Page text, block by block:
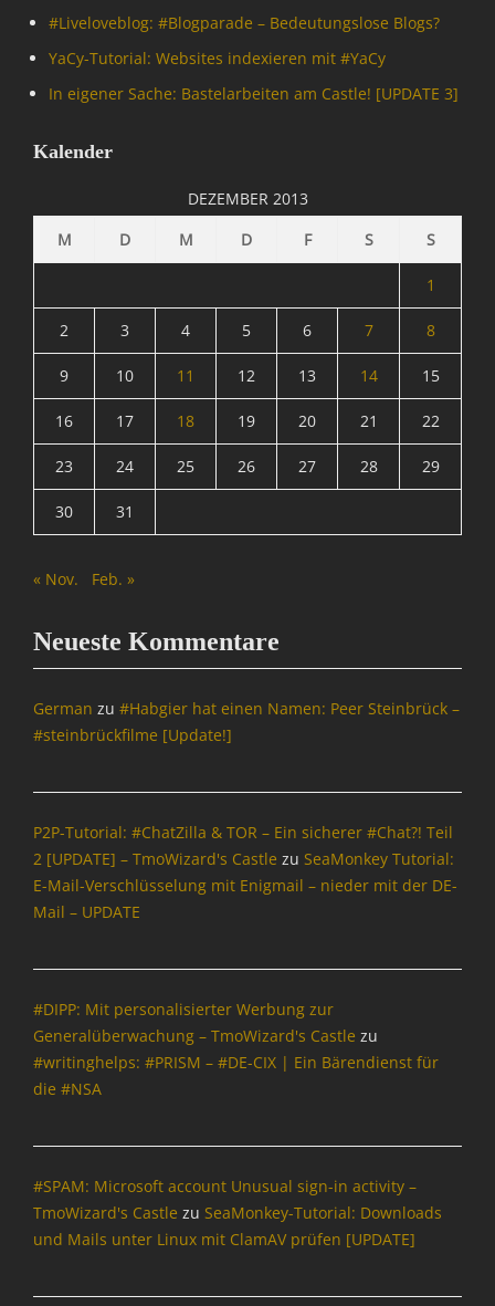
#Livelove­blog: #Blogparade – Bedeutungslose Blogs?
YaCy-Tutorial: Websites indexieren mit #YaCy
In eigener Sache: Bastelarbeiten am Castle! [UPDATE 3]
Kalender
DEZEMBER 2013
M
D M D F S S
1
2 3 4 5 6 7 8
9 10 11 12 13 14 15
16 17 18 19 20 21 22
23 24 25 26 27 28 29
30 31
« Nov. Feb. »
Neueste Kommentare
German zu #Habgier hat einen Namen: Peer Steinbrück –
#steinbrückfilme [Update!]
P2P-Tutorial: #ChatZilla & TOR – Ein sicherer #Chat?! Teil
2 [UPDATE] – TmoWizard's Castle zu SeaMonkey Tutorial:
E-Mail-Verschlüsselung mit Enigmail – nieder mit der DE-
Mail – UPDATE
#DIPP: Mit personalisierter Werbung zur
Generalüberwachung – TmoWizard's Castle zu
#writinghelps: #PRISM – #DE-CIX | Ein Bärendienst für
die #NSA
#SPAM: Microsoft account Unusual sign-in activity –
TmoWizard's Castle zu SeaMonkey-Tutorial: Downloads
und Mails unter Linux mit ClamAV prüfen [UPDATE]